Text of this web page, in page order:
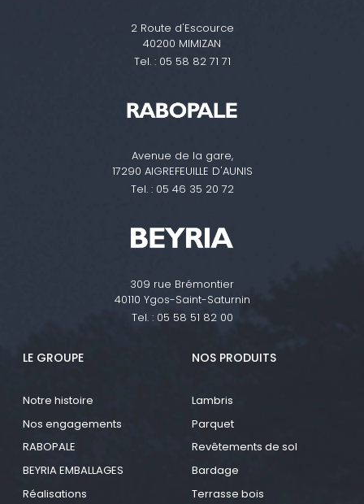
2 Route d'Escource
40200 MIMIZAN
Tel. : 05 58 82 71 71
Avenue de la gare,
17290 AIGREFEUILLE D'AUNIS
Tel. : 05 46 35 20 72
309 rue Brémontier
40110 Ygos-Saint-Saturnin
Tel. : 05 58 51 82 00
LE GROUPE
Notre histoire
Nos engagements
RABOPALE
BEYRIA EMBALLAGES
Réalisations
NOS PRODUITS
Lambris
Parquet
Revêtements de sol
Bardage
Terrasse bois